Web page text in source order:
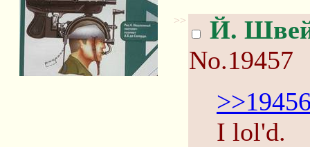
>>
Й.
No.19457
I lol'd.